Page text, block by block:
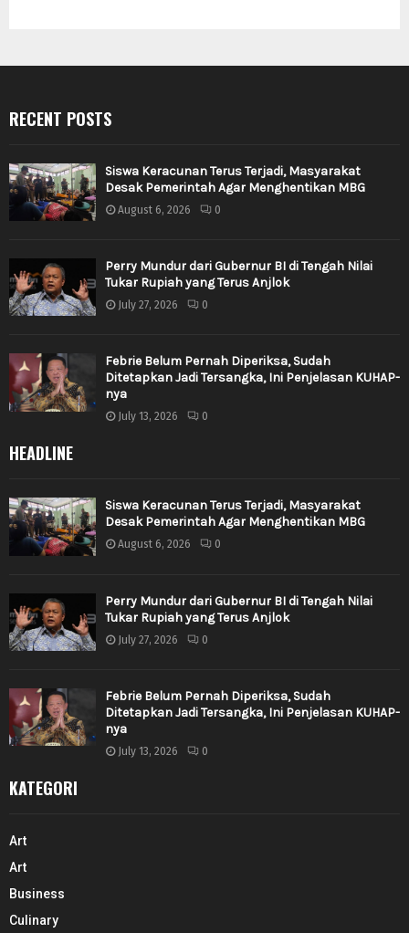
RECENT POSTS
Siswa Keracunan Terus Terjadi, Masyarakat
Desak Pemerintah Agar Menghentikan MBG
August 6, 2026 0
Perry Mundur dari Gubernur BI di Tengah Nilai
Tukar Rupiah yang Terus Anjlok
July 27, 2026 0
Febrie Belum Pernah Diperiksa, Sudah
Ditetapkan Jadi Tersangka, Ini Penjelasan KUHAP-
nya
July 13, 2026 0
HEADLINE
Siswa Keracunan Terus Terjadi, Masyarakat
Desak Pemerintah Agar Menghentikan MBG
August 6, 2026 0
Perry Mundur dari Gubernur BI di Tengah Nilai
Tukar Rupiah yang Terus Anjlok
July 27, 2026 0
Febrie Belum Pernah Diperiksa, Sudah
Ditetapkan Jadi Tersangka, Ini Penjelasan KUHAP-
nya
July 13, 2026 0
KATEGORI
Art
Art
Business
Culinary